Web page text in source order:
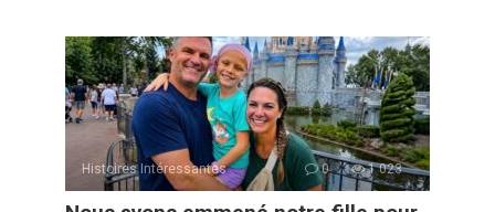
Histoires Intéressantes 0 1 023